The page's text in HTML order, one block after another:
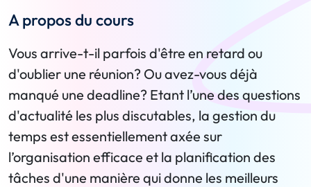
A propos du cours
Vous arrive-t-il parfois d'être en retard ou
d'oublier une réunion? Ou avez-vous déjà
manqué une deadline? Etant l’une des questions
d'actualité les plus discutables, la gestion du
temps est essentiellement axée sur
l’organisation efficace et la planification des
tâches d'une manière qui donne les meilleurs